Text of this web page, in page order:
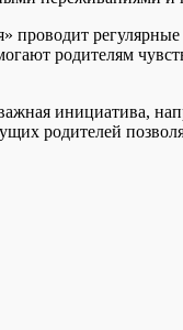
родителям
инициатива,
родителей